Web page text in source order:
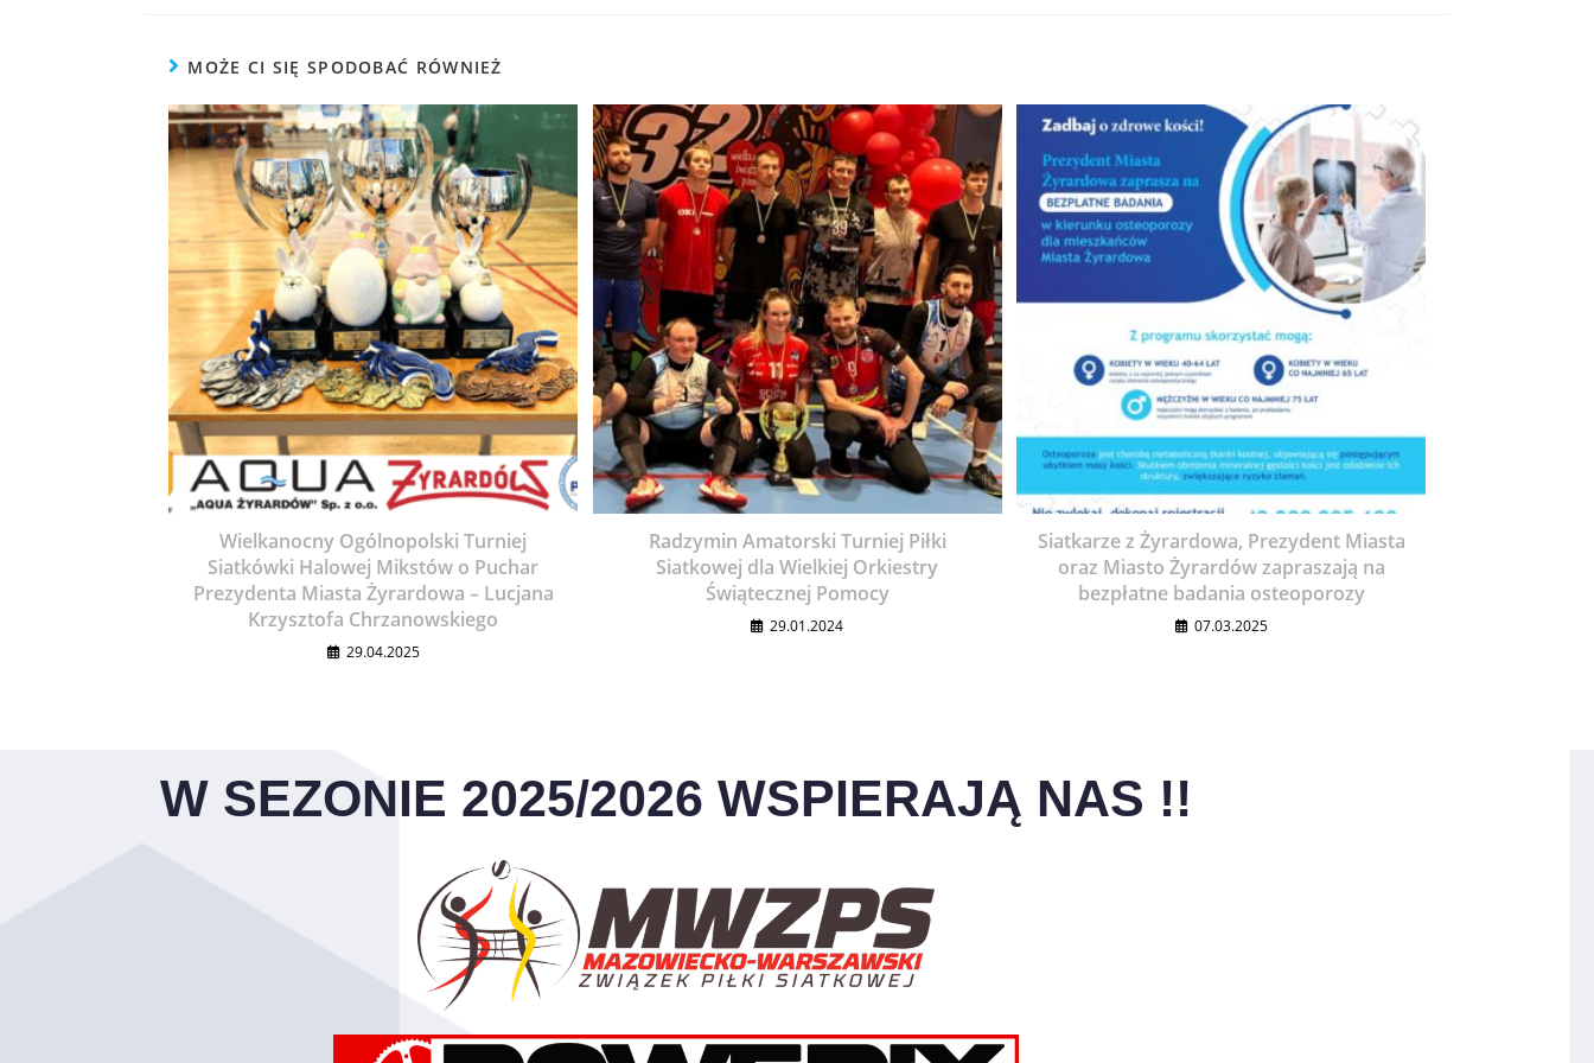
MOŻE CI SIĘ SPODOBAĆ RÓWNIEŻ
Wielkanocny Ogólnopolski Turniej
Siatkówki Halowej Mikstów o Puchar
Prezydenta Miasta Żyrardowa – Lucjana
Krzysztofa Chrzanowskiego
29.04.2025
Radzymin Amatorski Turniej Piłki
Siatkowej dla Wielkiej Orkiestry
Świątecznej Pomocy
29.01.2024
Siatkarze z Żyrardowa, Prezydent Miasta
oraz Miasto Żyrardów zapraszają na
bezpłatne badania osteoporozy
07.03.2025
W SEZONIE 2025/2026 WSPIERAJĄ NAS !!